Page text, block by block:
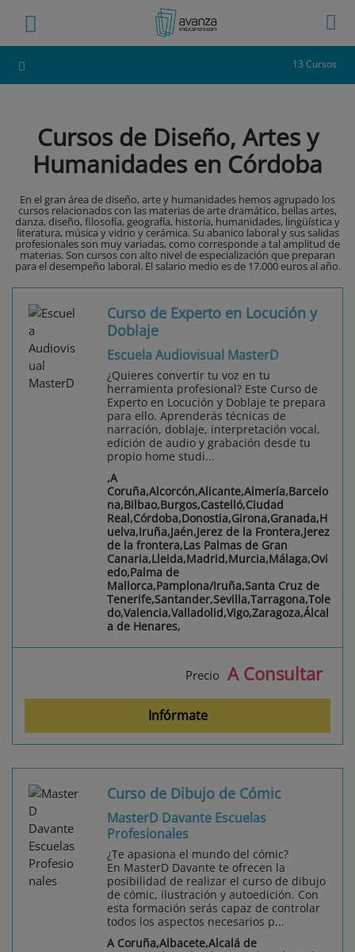
13 Cursos
Cursos de Diseño, Artes y
Humanidades en Córdoba
En el gran área de diseño, arte y humanidades hemos agrupado los
cursos relacionados con las materias de arte dramático, bellas artes,
danza, diseño, filosofía, geografía, historia, humanidades, lingüística y
literatura, música y vidrio y cerámica. Su abanico laboral y sus salidas
profesionales son muy variadas, como corresponde a tal amplitud de
materias. Son cursos con alto nivel de especialización que preparan
para el desempeño laboral. El salario medio es de 17.000 euros al año.
Curso de Experto en Locución y
Doblaje
Escuela Audiovisual MasterD
¿Quieres convertir tu voz en tu
herramienta profesional? Este Curso de
Experto en Locución y Doblaje te prepara
para ello. Aprenderás técnicas de
narración, doblaje, interpretación vocal,
edición de audio y grabación desde tu
propio home studi...
,A
Coruña,Alcorcón,Alicante,Almería,Barcelo
na,Bilbao,Burgos,Castelló,Ciudad
Real,Córdoba,Donostia,Girona,Granada,H
uelva,Iruña,Jaén,Jerez de la Frontera,Jerez
de la frontera,Las Palmas de Gran
Canaria,Lleida,Madrid,Murcia,Málaga,Ovi
edo,Palma de
Mallorca,Pamplona/Iruña,Santa Cruz de
Tenerife,Santander,Sevilla,Tarragona,Tole
do,Valencia,Valladolid,Vigo,Zaragoza,Álcal
a de Henares,
Precio A Consultar
Infórmate
Curso de Dibujo de Cómic
MasterD Davante Escuelas
Profesionales
¿Te apasiona el mundo del cómic?
En MasterD Davante te ofrecen la
posibilidad de realizar el curso de dibujo
de cómic, ilustración y autoedición. Con
esta formación serás capaz de controlar
todos los aspectos necesarios p...
A Coruña,Albacete,Alcalá de